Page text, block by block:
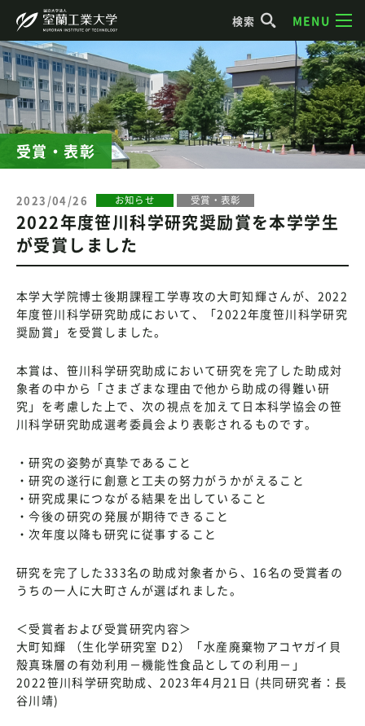
検索 MENU
受賞・表彰
2023/04/26 お知らせ 受賞・表彰
2022年度笹川科学研究奨励賞を本学学生
が受賞しました
本学大学院博士後期課程工学専攻の大町知輝さんが、2022
年度笹川科学研究助成において、「2022年度笹川科学研究
奨励賞」を受賞しました。
本賞は、笹川科学研究助成において研究を完了した助成対
象者の中から「さまざまな理由で他から助成の得難い研
究」を考慮した上で、次の視点を加えて日本科学協会の笹
川科学研究助成選考委員会より表彰されるものです。
・研究の姿勢が真摯であること
・研究の遂行に創意と工夫の努力がうかがえること
・研究成果につながる結果を出していること
・今後の研究の発展が期待できること
・次年度以降も研究に従事すること
研究を完了した333名の助成対象者から、16名の受賞者の
うちの一人に大町さんが選ばれました。
＜受賞者および受賞研究内容＞
大町知輝 （生化学研究室 D2）「水産廃棄物アコヤガイ貝
殻真珠層の有効利用－機能性食品としての利用－」
2022笹川科学研究助成、2023年4月21日 (共同研究者：長
谷川靖)